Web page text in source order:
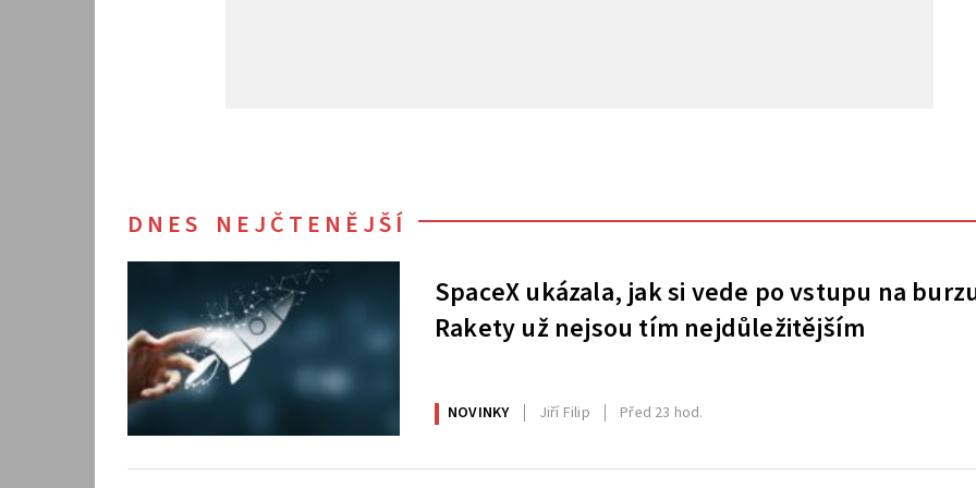
DNES NEJČTENĚJŠÍ
SpaceX ukázala, jak si vede po vstupu na
Rakety už nejsou tím nejdůležitějším
NOVINKY Jiří Filip Před 23 hod.